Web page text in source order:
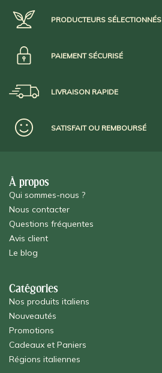
PRODUCTEURS SÉLECTIONNÉS
PAIEMENT SÉCURISÉ
LIVRAISON RAPIDE
SATISFAIT OU REMBOURSÉ
À propos
Qui sommes-nous ?
Nous contacter
Questions fréquentes
Avis client
Le blog
Catégories
Nos produits italiens
Nouveautés
Promotions
Cadeaux et Paniers
Régions italiennes